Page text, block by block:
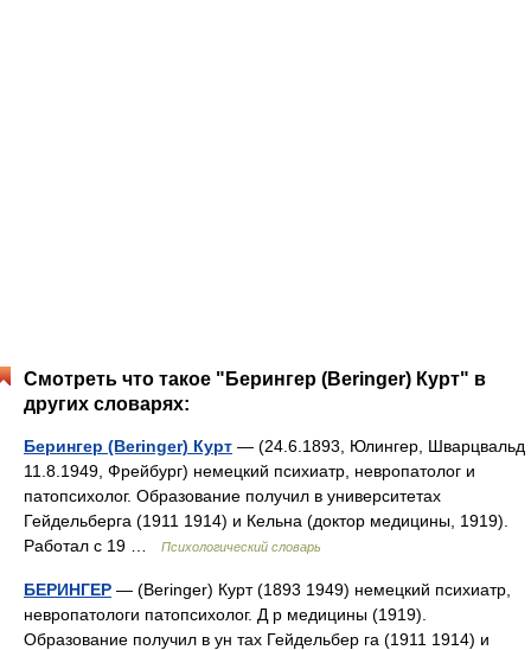
Смотреть что такое "Берингер (Beringer) Курт" в
других словарях:
Берингер (Beringer) Курт — (24.6.1893, Юлингер, Шварцвальд
11.8.1949, Фрейбург) немецкий психиатр, невропатолог и
патопсихолог. Образование получил в университетах
Гейдельберга (1911 1914) и Кельна (доктор медицины, 1919).
Работал с 19 …
Психологический словарь
БЕРИНГЕР — (Beringer) Курт (1893 1949) немецкий психиатр,
невропатологи патопсихолог. Д р медицины (1919).
Образование получил в ун тах Гейдельбер га (1911 1914) и